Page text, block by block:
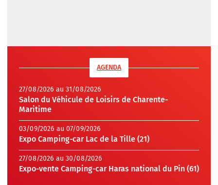
AGENDA
27/08/2026 au 31/08/2026
Salon du Véhicule de Loisirs de Charente-
Maritime
03/09/2026 au 07/09/2026
Expo Camping-car Lac de la Tille (21)
27/08/2026 au 30/08/2026
Expo-vente Camping-car Haras national du Pin (61)